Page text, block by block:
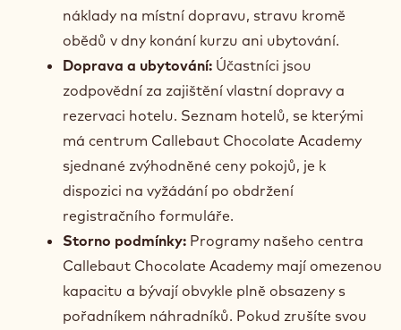
náklady na místní dopravu, stravu kromě
obědů v dny konání kurzu ani ubytování.
Doprava a ubytování: Účastníci jsou
zodpovědní za zajištění vlastní dopravy a
rezervaci hotelu. Seznam hotelů, se kterými
má centrum Callebaut Chocolate Academy
sjednané zvýhodněné ceny pokojů, je k
dispozici na vyžádání po obdržení
registračního formuláře.
Storno podmínky: Programy našeho centra
Callebaut Chocolate Academy mají omezenou
kapacitu a bývají obvykle plně obsazeny s
pořadníkem náhradníků. Pokud zrušíte svou